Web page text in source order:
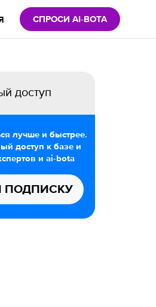
СПРОСИ AI-BOTA
доступ
лучше и быстрее.
доступ к базе и
и ai-bota
ПОДПИСКУ